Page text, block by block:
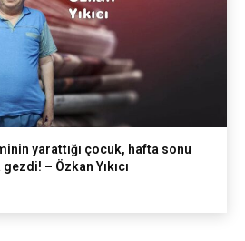
yarattığı çocuk, hafta sonu
– Özkan Yıkıcı